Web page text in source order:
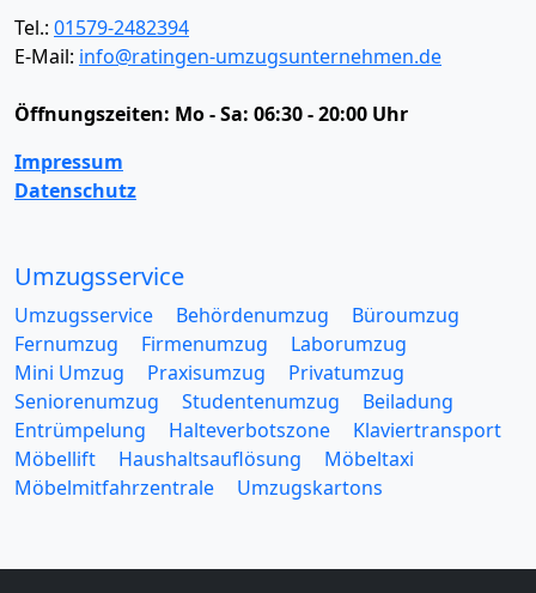
Tel.: 01579-2482394
E-Mail: info@ratingen-umzugsunternehmen.de
Öffnungszeiten: Mo - Sa: 06:30 - 20:00 Uhr
Impressum
Datenschutz
Umzugsservice
Umzugsservice Behördenumzug
Büroumzug
Fernumzug
Firmenumzug
Laborumzug
Mini Umzug
Praxisumzug
Privatumzug
Seniorenumzug
Studentenumzug
Beiladung
Entrümpelung
Halteverbotszone
Klaviertransport
Möbellift
Haushaltsauflösung
Möbeltaxi
Möbelmitfahrzentrale
Umzugskartons